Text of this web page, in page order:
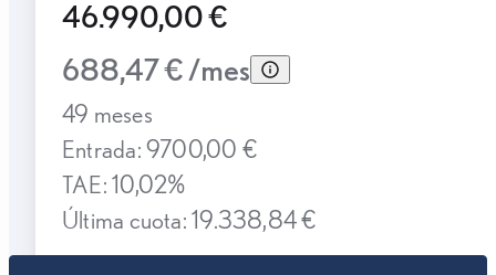
46.990,00 €
688,47 € /mes
49 meses
Entrada: 9700,00 €
TAE: 10,02%
Última cuota: 19.338,84 €